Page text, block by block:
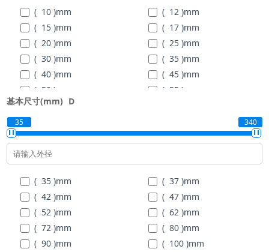
( 10 )mm ( 12 )mm
( 15 )mm ( 17 )mm
( 20 )mm ( 25 )mm
( 30 )mm ( 35 )mm
( 40 )mm ( 45 )mm
( 50 )
( 55 )
( 60 )mm
( 80 )mm ( 85 )mm
( 90 )
( 100 )mm ( 105 )mm
( 110 )mm ( 120 )mm
( 130 )mm ( 140 )mm
( 150 )mm ( 160 )mm
基本尺寸(mm) D
35 340
( 35 )mm ( 37 )mm
( 42 )mm ( 47 )mm
( 52 )mm ( 62 )mm
( 72 )mm ( 80 )mm
( 90 )mm ( 100 )mm